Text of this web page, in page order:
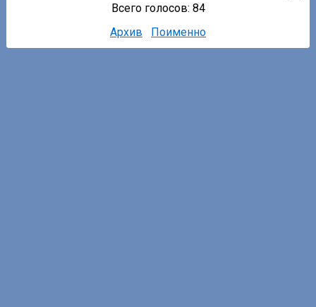
Всего голосов: 84
Архив
Поименно